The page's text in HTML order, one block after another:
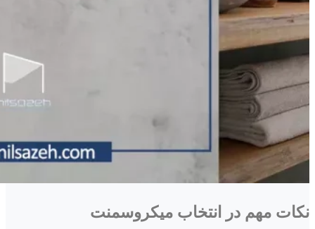
نکات مهم در انتخاب میکروسمنت